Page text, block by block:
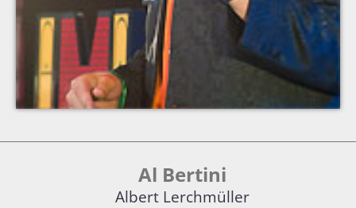
Al Bertini
Albert Lerchmüller